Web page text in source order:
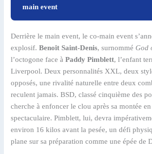
main event
Derrière le main event, le co-main event
explosif.Benoît Saint-Denis, surnommé God
l’octogone face àPaddy Pimblett, l’enfant
Liverpool. Deux personnalités XXL, deux
opposés, une rivalité naturelle entre deux
reculent jamais. BSD, classé cinquième des
cherche à enfoncer le clou après sa montée
spectaculaire. Pimblett, lui, devra
environ 16 kilos avant la pesée, un défi
plane sur sa préparation comme une épée de